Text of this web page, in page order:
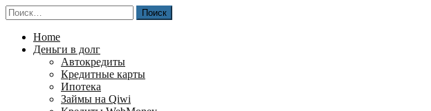
Перейти
к
содержимому
Найти:
Home
Деньги в долг
Автокредиты
Кредитные карты
Ипотека
Займы на Qiwi